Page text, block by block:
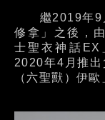
繼2019年9月
修拿」之後，
士聖衣神話EX
2020年4月推出
（六聖獸）伊